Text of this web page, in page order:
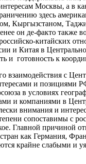
Москвы, а в
здесь
Кыргызстаном,
он де-факто также
китайских
и Китая в
и готовность к
взаимодействия с
и позициями
в условиях
и компаниями в
внимания и
сопоставимы с
Главной причиной
как Германия,
крайне слабыми и